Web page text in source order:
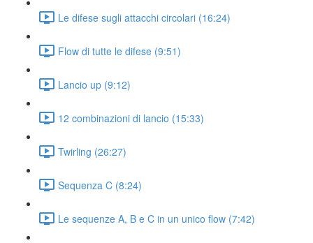
Le difese sugli attacchi circolari (16:24)
Flow di tutte le difese (9:51)
Lancio up (9:12)
12 combinazioni di lancio (15:33)
Twirling (26:27)
Sequenza C (8:24)
Le sequenze A, B e C in un unico flow (7:42)